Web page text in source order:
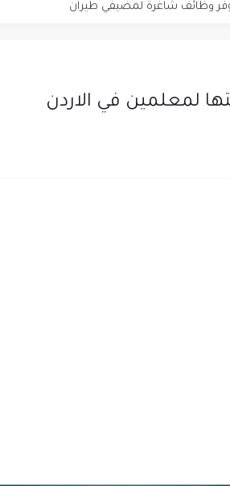
وبالشراكة مع أكاديمية جولانسرالمجاني
لمعلمين في الاردن